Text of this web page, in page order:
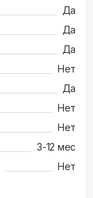
Да
Да
Да
Нет
Да
Нет
Нет
3-12 мес
Нет